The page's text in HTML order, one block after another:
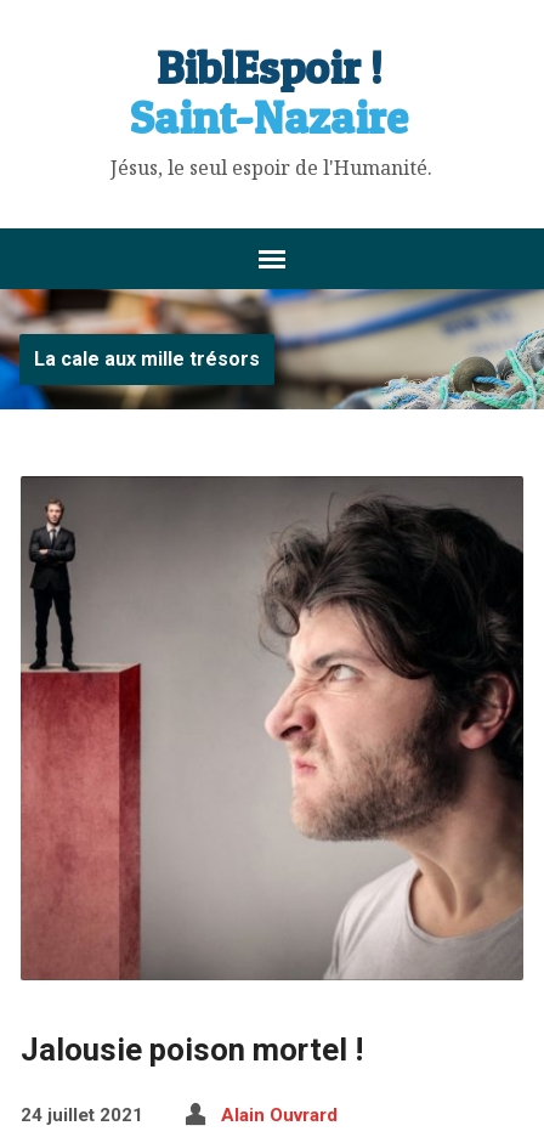
BiblEspoir !
Saint-Nazaire
Jésus, le seul espoir de l'Humanité.
La cale aux mille trésors
Jalousie poison mortel !
24 juillet 2021 Alain Ouvrard